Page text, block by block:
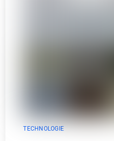
TECHNOLOGIE